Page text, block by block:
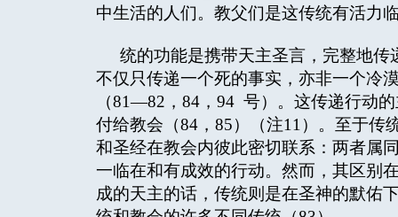
中生活的人们。教父们是这传统有活力
统的功能是携带天主圣言，完整地
不仅只传递一个死的事实，亦非一个冷
（81—82，84，94 号）。这传递行动
付给教会（84，85）（注11）。至于传
和圣经在教会内彼此密切联系：两者属
一临在和有成效的行动。然而，其区别
成的天主的话，传统则是在圣神的默佑